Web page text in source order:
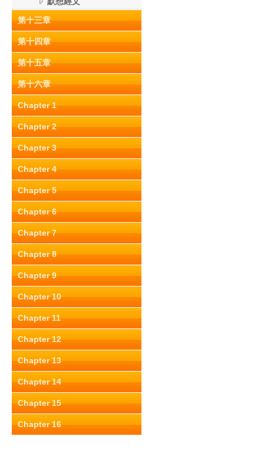
第十三章
第十四章
第十五章
第十六章
Chapter 1
Chapter 2
Chapter 3
Chapter 4
Chapter 5
Chapter 6
Chapter 7
Chapter 8
Chapter 9
Chapter 10
Chapter 11
Chapter 12
Chapter 13
Chapter 14
Chapter 15
Chapter 16